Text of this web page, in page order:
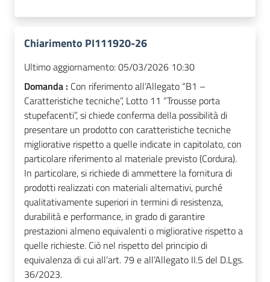
Chiarimento PI111920-26
Ultimo aggiornamento:05/03/2026 10:30
Domanda : Con riferimento all’Allegato “B1 –
Caratteristiche tecniche”, Lotto 11 “Trousse porta
stupefacenti”, si chiede conferma della possibilità di
presentare un prodotto con caratteristiche tecniche
migliorative rispetto a quelle indicate in capitolato, con
particolare riferimento al materiale previsto (Cordura).
In particolare, si richiede di ammettere la fornitura di
prodotti realizzati con materiali alternativi, purché
qualitativamente superiori in termini di resistenza,
durabilità e performance, in grado di garantire
prestazioni almeno equivalenti o migliorative rispetto a
quelle richieste. Ciò nel rispetto del principio di
equivalenza di cui all’art. 79 e all’Allegato II.5 del D.Lgs.
36/2023.